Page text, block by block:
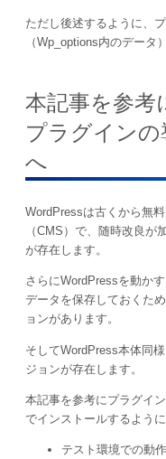
ただし後述するように、
（Wp_options内のデータ
本記事を参考
プラグイン
へ
WordPressは古くから無
（CMS）で、随時改良が
が存在します。
さらにWordPressを動か
データを保存しておくた
ョンがあります。
そしてWordPress本体同
ジョンが存在します。
本記事を参考にプラグイ
でインストールするように
テスト環境での動